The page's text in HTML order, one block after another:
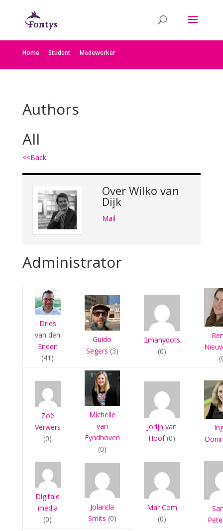
Home Student Medewerker
Authors
All
<<Back
Over Wilko van
Dijk
Mail
Administrator
Dries
van den
Enden
(41)
Guido
Segers (3)
2manydots
(0)
Zoë
Verwers
(0)
Michelle
van
Eyndhoven
(0)
Jorijn van
Hoof(0)
Digitale
media
(0)
Jolanda
Smits (0)
Mar Com
(0)